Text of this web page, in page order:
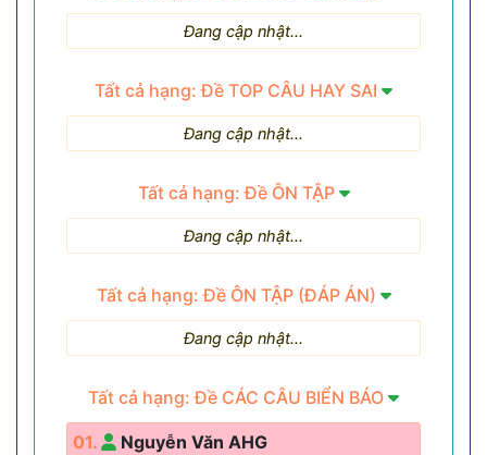
Đang cập nhật...
Tất cả hạng: Đề TOP CÂU HAY SAI
Đang cập nhật...
Tất cả hạng: Đề ÔN TẬP
Đang cập nhật...
Tất cả hạng: Đề ÔN TẬP (ĐÁP ÁN)
Đang cập nhật...
Tất cả hạng: Đề CÁC CÂU BIỂN BÁO
01. Nguyễn Văn AHG